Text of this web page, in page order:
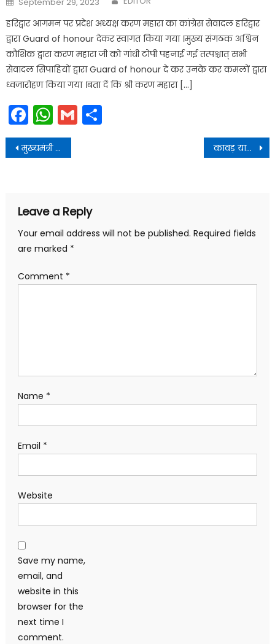
on
हरिद्वार आगमन पर प्रदेश अध्यक्ष करण महारा का कांग्रेस सेवादल हरिद्वार
द्वारा Guard of honour देकर स्वागत किया गया ।मुख्य संगठक अश्विन
कौशिक द्वारा करण महारा जी को गांधी टोपी पहनाई गई तत्पश्चात् सभी
सेवादल सिपाहियों द्वारा Guard of honour दे कर उनके कर कमलों द्वारा
ध्वजारोहण किया गया ।बता दें कि श्री करण महारा […]
Facebook
WhatsApp
Gmail
Post
navigation
मुख्यमंत्री ने वर्चुअल माध्यम से अगस्त्यमुनि में आयोजित रक्षाबंधन एवं जन मिलन कार्यक्रम को किया संबोधित कावड़ यात्रा को सरल, सुगम बनाने तथा जाम की स्थिति से निजात दिलाने के लिए बेहतर यातायात प्रबन्धन की दिशा में कार्य करें
Leave a Reply
Your email address will not be published. Required fields
are marked *
Comment *
Name *
Email *
Website
Save my name,
email, and
website in this
browser for the
next time I
comment.